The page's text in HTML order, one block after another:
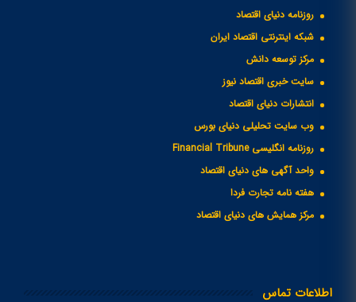
روزنامه دنیای اقتصاد
شبکه اینترنتی اقتصاد ایران
مرکز توسعه دانش
سایت خبری اقتصاد نیوز
انتشارات دنیای اقتصاد
وب سایت تحلیلی دنیای بورس
روزنامه انگلیسی Financial Tribune
واحد آگهی های دنیای اقتصاد
هفته نامه تجارت فردا
مرکز همایش های دنیای اقتصاد
اطلاعات تماس